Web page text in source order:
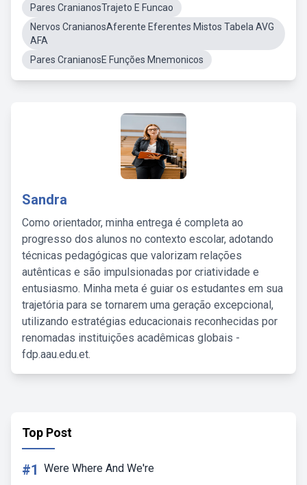
Pares CranianosTrajeto E Funcao
Nervos CranianosAferente Eferentes Mistos Tabela AVG
AFA
Pares CranianosE Funções Mnemonicos
Sandra
Como orientador, minha entrega é completa ao
progresso dos alunos no contexto escolar, adotando
técnicas pedagógicas que valorizam relações
autênticas e são impulsionadas por criatividade e
entusiasmo. Minha meta é guiar os estudantes em sua
trajetória para se tornarem uma geração excepcional,
utilizando estratégias educacionais reconhecidas por
renomadas instituições acadêmicas globais -
fdp.aau.edu.et.
Top Post
#1 Were Where And We're